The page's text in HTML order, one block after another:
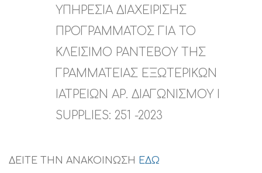
ΥΠΗΡΕΣΙΑ ΔΙΑΧΕΙΡΙΣΗΣ
ΠΡΟΓΡΑΜΜΑΤΟΣ ΓΙΑ ΤΟ
ΚΛΕΙΣΙΜΟ ΡΑΝΤΕΒΟΥ ΤΗΣ
ΓΡΑΜΜΑΤΕΙΑΣ ΕΞΩΤΕΡΙΚΩΝ
ΙΑΤΡΕΙΩΝ ΑΡ. ΔΙΑΓΩΝΙΣΜΟΥ I
SUPPLIES: 251 -2023
ΔΕΙΤΕ ΤΗΝ ΑΝΑΚΟΙΝΩΣΗ ΕΔΩ